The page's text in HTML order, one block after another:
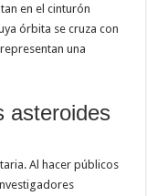
en el cinturón
órbita se cruza con
una
asteroides
Al hacer públicos